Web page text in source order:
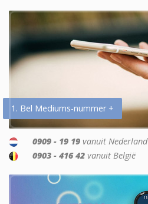
1. Bel Mediums-nummer +
0909 - 19 19 vanuit Nederland
0903 - 416 42 vanuit België